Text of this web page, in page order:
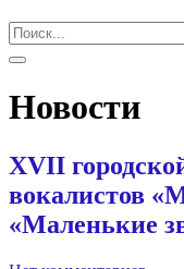
Новости
XVII
вокалистов
«Маленькие